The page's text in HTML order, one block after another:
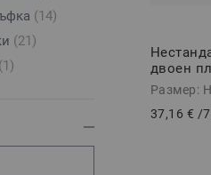
(14)
(21)
(1)
двоен
200/200
100%
части
Размер:
37,16 € /